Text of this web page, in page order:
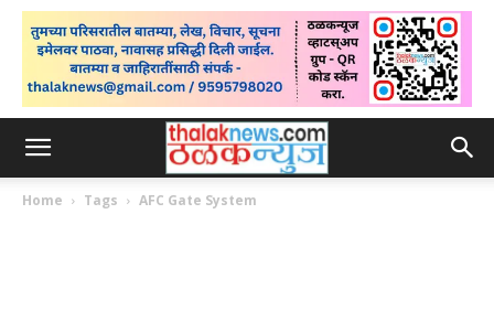
Home Tags AFC Gate System